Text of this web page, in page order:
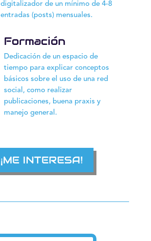
digitalizador de un mínimo de 4-8
entradas (posts) mensuales.
Formación
Dedicación de un espacio de
tiempo para explicar conceptos
básicos sobre el uso de una red
social, como realizar
publicaciones, buena praxis y
manejo general.
¡ME INTERESA!